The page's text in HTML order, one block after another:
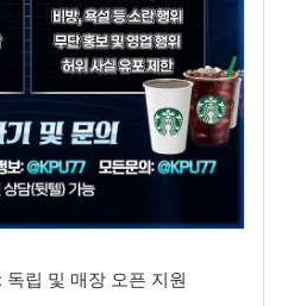
립 및 매장 오픈 지원